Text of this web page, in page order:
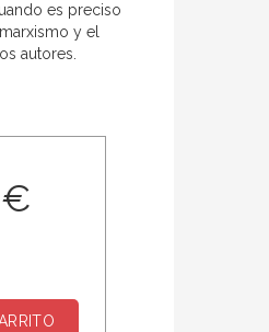
es preciso
y el
autores.